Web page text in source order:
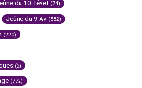
du 10 Tévet (74)
Jeûne du 9 Av (582)
(220)
(2)
(772)